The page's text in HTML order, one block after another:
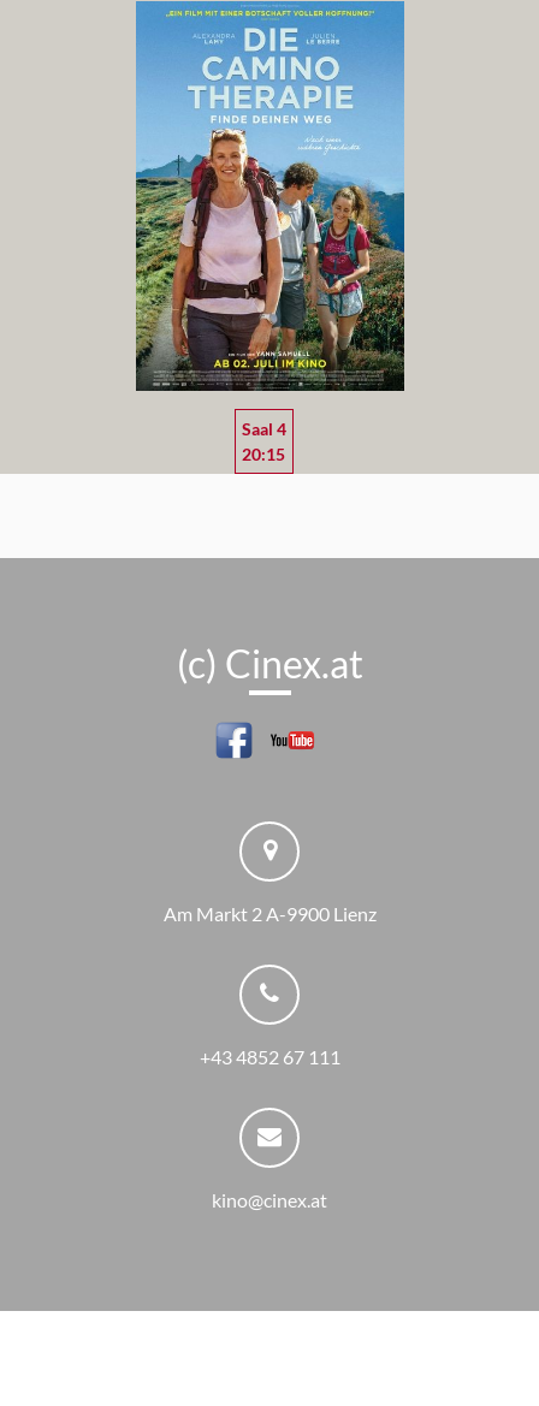
Saal 4
20:15
(c) Cinex.at
Am Markt 2 A-9900 Lienz
+43 4852 67 111
kino@cinex.at